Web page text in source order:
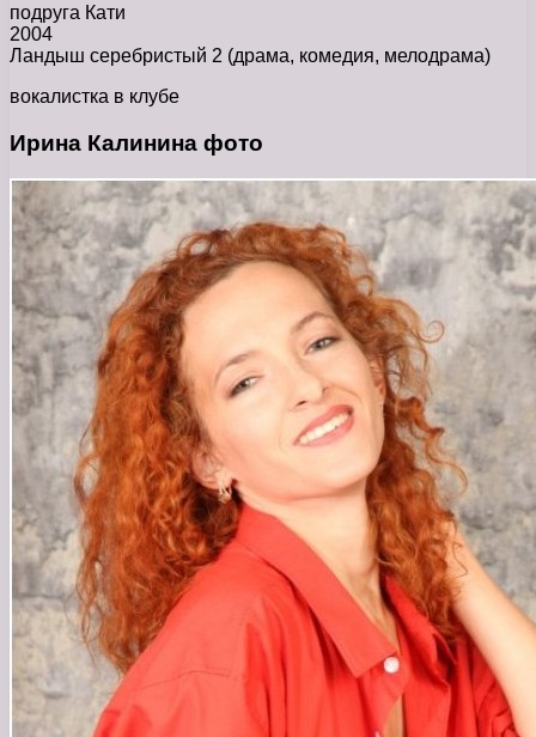
подруга Кати
2004
Ландыш серебристый 2 (драма, комедия, мелодрама)
вокалистка в клубе
Ирина Калинина фото